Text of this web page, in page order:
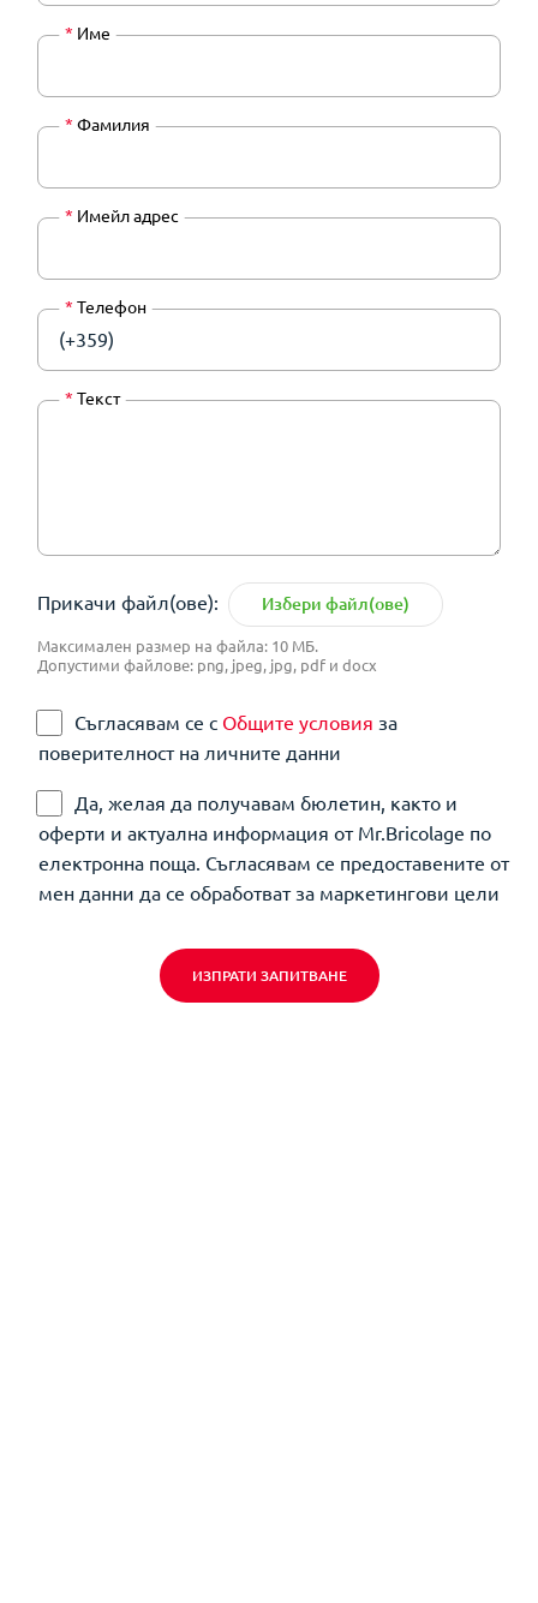
* Име
* Фамилия
* Имейл адрес
* Телефон
(+359)
* Текст
Прикачи файл(ове): Избери файл(ове)
Максимален размер на файла: 10 МБ.
Допустими файлове: png, jpeg, jpg, pdf и docx
Съгласявам се с Общите условия за
поверителност на личните данни
Да, желая да получавам бюлетин, както и
оферти и актуална информация от Mr.Bricolage по
електронна поща. Съгласявам се предоставените от
мен данни да се обработват за маркетингови цели
ИЗПРАТИ ЗАПИТВАНЕ